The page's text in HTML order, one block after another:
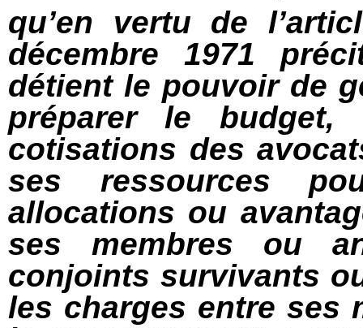
qu’en vertu de
décembre 1971
détient le pouvoir de
préparer le
cotisations des
ses ressources
allocations ou
ses membres ou
conjoints survivants
les charges entre ses